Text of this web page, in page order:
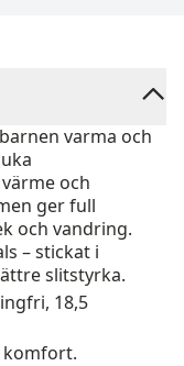
varma och
och
ger full
och vandring.
– stickat i
slitstyrka.
18,5